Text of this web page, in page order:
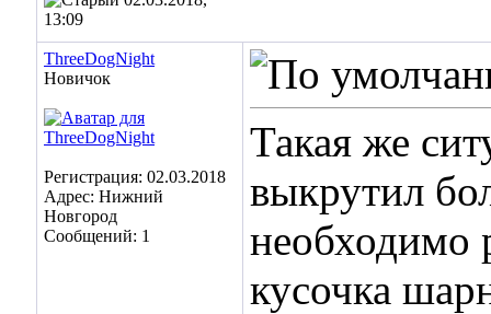
13:09
ThreeDogNight
Новичок
Регистрация: 02.03.2018
Адрес: Нижний
Новгород
Сообщений: 1
Такая же
выкрутил
необходимо
кусочка